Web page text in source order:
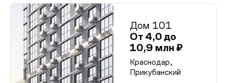
Дом 101
От 4,0 до
10,9 млн ₽
Краснодар,
Прикубанский